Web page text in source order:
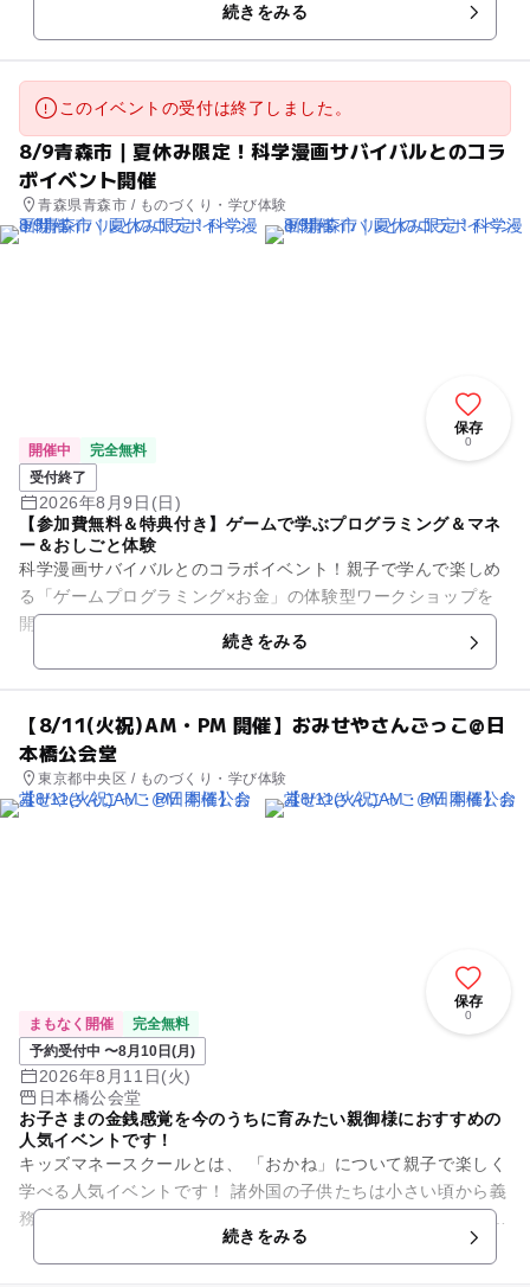
続きをみる
このイベントの受付は終了しました。
8/9青森市｜夏休み限定！科学漫画サバイバルとのコラ
ボイベント開催
青森県青森市 / ものづくり・学び体験
保存
0
開催中
完全無料
受付終了
2026年8月9日(日)
【参加費無料＆特典付き】ゲームで学ぶプログラミング＆マネ
ー＆おしごと体験
科学漫画サバイバルとのコラボイベント！親子で学んで楽しめ
る「ゲームプログラミング×お金」の体験型ワークショップを
開催！ 全国で300回以上開催、累計7万世帯以上が参加した大
続きをみる
【8/11(火祝)AM・PM 開催】おみせやさんごっこ@日
本橋公会堂
東京都中央区 / ものづくり・学び体験
保存
0
まもなく開催
完全無料
予約受付中 〜8月10日(月)
2026年8月11日(火)
日本橋公会堂
お子さまの金銭感覚を今のうちに育みたい親御様におすすめの
人気イベントです！
キッズマネースクールとは、 「おかね」について親子で楽しく
学べる人気イベントです！ 諸外国の子供たちは小さい頃から義
務教育の中でお金についてしっかり学習しています。 しかし、
続きをみる